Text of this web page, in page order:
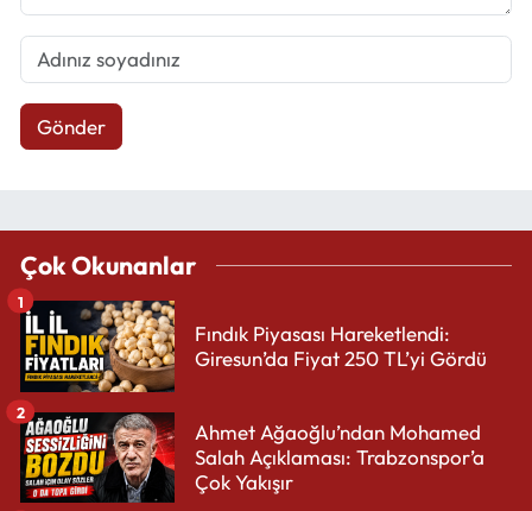
Gönder
Çok Okunanlar
Fındık Piyasası Hareketlendi:
Giresun’da Fiyat 250 TL’yi Gördü
1
Ahmet Ağaoğlu’ndan Mohamed
Salah Açıklaması: Trabzonspor’a
Çok Yakışır
2